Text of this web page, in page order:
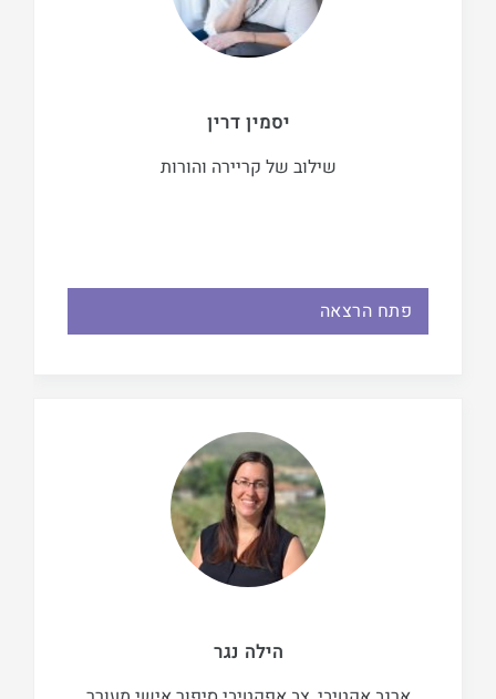
יסמין דרין
שילוב של קריירה והורות
פתח הרצאה
הילה נגר